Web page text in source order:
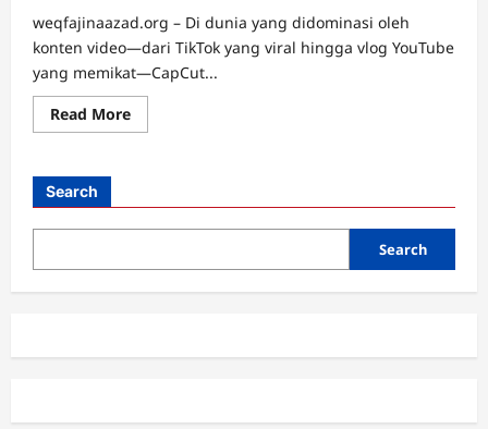
weqfajinaazad.org – Di dunia yang didominasi oleh
konten video—dari TikTok yang viral hingga vlog YouTube
yang memikat—CapCut...
Read MoreRead
more
Video
yang
Cara
Berkreasi
Search
Search